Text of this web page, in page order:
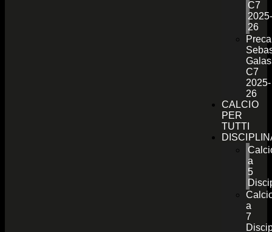
C7
2025-
26
C7
2025-
26
CALCIO
PER
TUTTI
a
5
a
7